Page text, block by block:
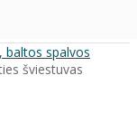
baltos spalvos
šviestuvas